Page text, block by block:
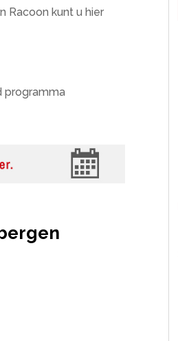
Racoon kunt u hier
programma